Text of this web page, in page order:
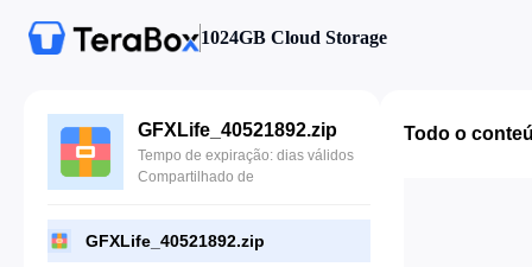
1024GB Cloud Storage
GFXLife_40521892.zip
Tempo de expiração: dias válidos
Compartilhado de
GFXLife_40521892.zip
Todo o